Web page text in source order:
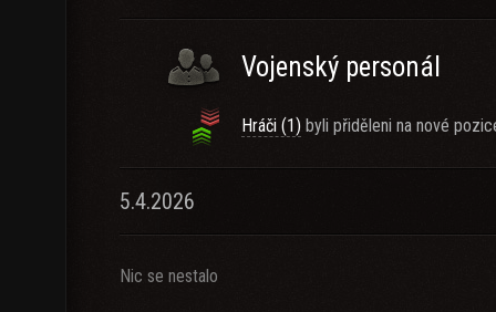
Vojenský personál
Hráči (1) byli přiděleni na nové
5.4.2026
Nic se nestalo